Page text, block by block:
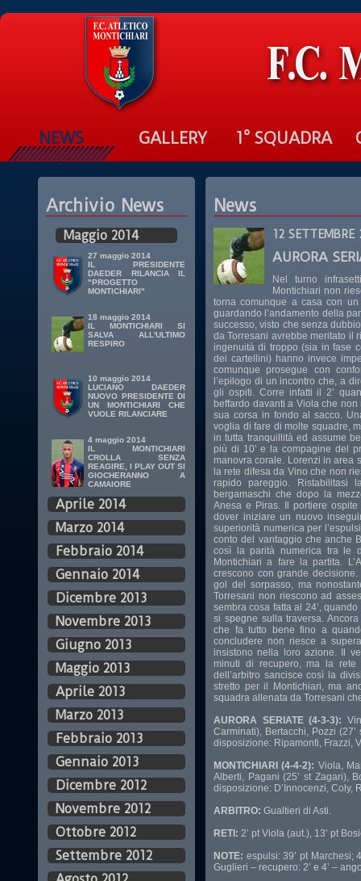
NEWS GALLERY 1° SQUADRA
Archivio News
Maggio 2014
27 maggio 2014
IL PRESIDENTE
DAEDER RILANCIA IL
"PROGETTO
MONTICHIARI"
18 maggio 2014
IL MONTICHIARI SI
SALVA ALL'ULTIMO
RESPIRO
10 maggio 2014
LUCIANO DAEDER
NUOVO PRESIDENTE DI
UN MONTICHIARI CHE
VUOLE RILANCIARE
4 maggio 2014
IL MONTICHIARI
CROLLA SENZA
REAGIRE, I PLAY OUT SI
GIOCHERANNO A
CAMAIORE
Aprile 2014
Marzo 2014
Febbraio 2014
Gennaio 2014
Dicembre 2013
Novembre 2013
Giugno 2013
Maggio 2013
Aprile 2013
Marzo 2013
Febbraio 2013
Gennaio 2013
Dicembre 2012
Novembre 2012
Ottobre 2012
Settembre 2012
News
12 SETTEMBRE
AURORA
Nel turno
Montichiari non
torna comunque a casa con
guardando l’andamento della
successo, visto che senza
da Torresani avrebbe meritato il
ingenuità di troppo (sia in fase
dei cartellini) hanno invece
comunque prosegue con
l’epilogo di un incontro che, a
gli ospiti. Corre infatti il 2’
beffardo davanti a Viola che
sua corsa in fondo al sacco.
voglia di fare di molte squadre,
in tutta tranquillità ed assume
più di 10’ e la compagine del
manovra corale. Lorenzi in area
la rete difesa da Vino che non
rapido pareggio.
bergamaschi che dopo la
Anesa e Piras. Il portiere
dover iniziare un nuovo
superiorità numerica per
conto del vantaggio che anche
così la parità numerica tra le
Montichiari a fare la partita.
crescono con grande
gol del sorpasso, ma
Torresani non riescono ad
sembra cosa fatta al 24’,
si spegne sulla traversa.
che fa tutto bene fino a
concludere non riesce a
insistono nella loro azione. Il
minuti di recupero, ma la rete
dell’arbitro sancisce così la
stretto per il Montichiari, ma
squadra allenata da Torresani
AURORA SERIATE (4-3-3):
Carminati), Bertacchi, Pozzi (27’
disposizione: Ripamonti, Frazzi,
MONTICHIARI (4-4-2): Viola,
Alberti, Pagani (25’ st Zagari),
disposizione: D’Innocenzi, Coly,
ARBITRO: Gualtieri di Asti.
RETI: 2’ pt Viola (aut.), 13’ pt
NOTE: espulsi: 39’ pt Marchesi;
Guglieri – recupero: 2’ e 4’ –